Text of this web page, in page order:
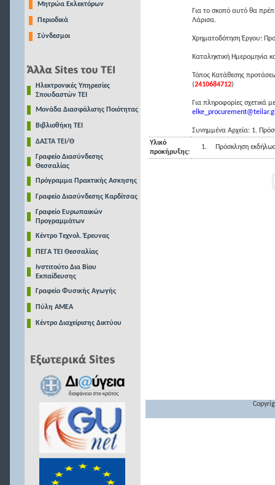
Μητρώα Εκλεκτόρων
Περιοδικά
Σύνδεσμοι
Ηλεκτρονικές Υπηρεσίες
Σπουδαστών ΤΕΙ
Μονάδα Διασφάλισης Ποιότητας
Βιβλιοθήκη ΤΕΙ
ΔΑΣΤΑ ΤΕΙ/Θ
Γραφείο Διασύνδεσης
Θεσσαλίας
Πρόγραμμα Πρακτικής Ασκησης
Γραφείο Διασύνδεσης Καρδίτσας
Γραφείο Ευρωπαικών
Προγραμμάτων
Κέντρο Τεχνολ. Έρευνας
ΠΕΓΑ ΤΕΙ Θεσσαλίας
Ινστιτούτο Δια Βίου
Εκπαίδευσης
Γραφείο Φυσικής Αγωγής
Πύλη ΑΜΕΑ
Κέντρο Διαχείρισης Δικτύου
Για το σκοπό αυτό θα
Λάρισα.
Χρηματοδότηση Έργου:
Καταληκτική Ημερομηνία
Τόπος Κατάθεσης
(2410684712)
Για πληροφορίες σχετικά
Συνημμένα Αρχεία: 1.
Υλικό
προκήρυξης:
1. Πρόσκληση